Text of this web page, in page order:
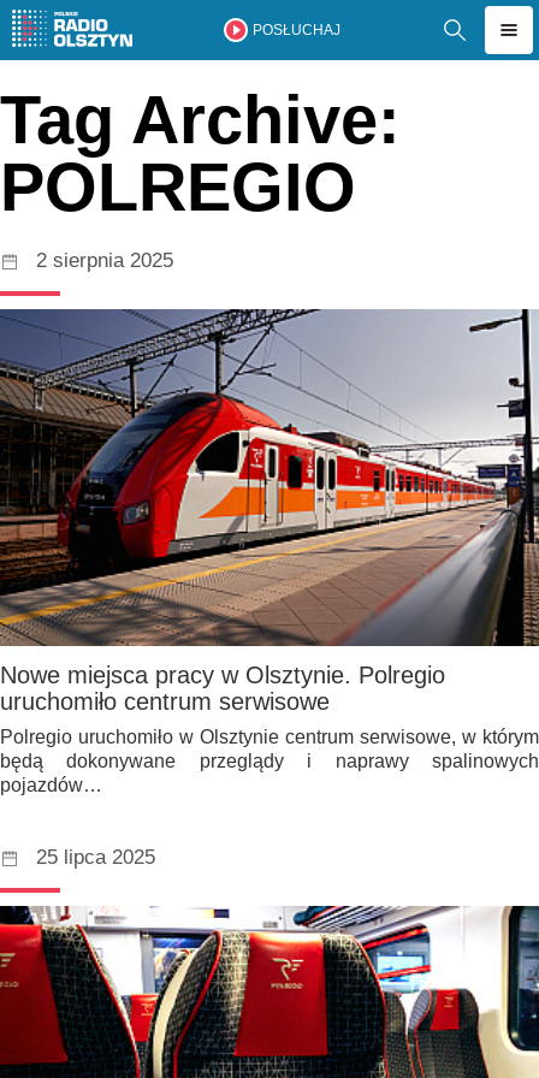
POSŁUCHAJ
Tag Archive:
POLREGIO
2 sierpnia 2025
Nowe miejsca pracy w Olsztynie. Polregio
uruchomiło centrum serwisowe
Polregio uruchomiło w Olsztynie centrum serwisowe, w którym
będą dokonywane przeglądy i naprawy spalinowych
pojazdów…
25 lipca 2025